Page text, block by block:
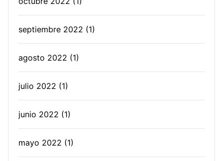
septiembre 2022 (1)
agosto 2022 (1)
julio 2022 (1)
junio 2022 (1)
mayo 2022 (1)